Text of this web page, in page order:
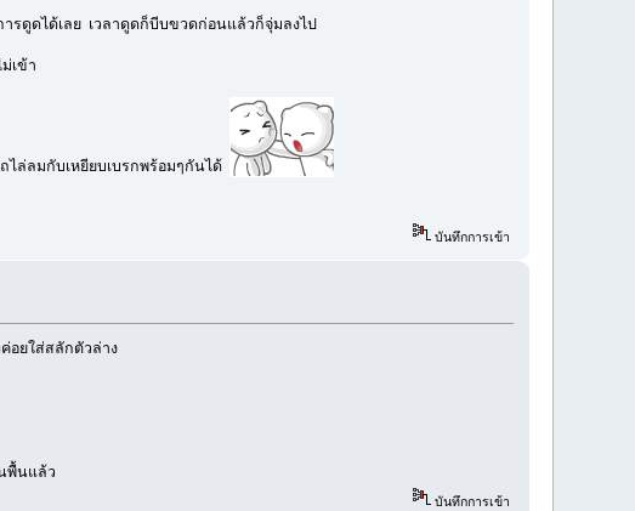
รดูดได้เลย เวลาดูดก็บีบขวดก่อนแล้วก็จุ่มลงไป
เข้า
ล่ลมกับเหยียบเบรกพร้อมๆกันได้
บันทึกการเข้า
อยใส่สลักตัวล่าง
พื้นแล้ว
บันทึกการเข้า